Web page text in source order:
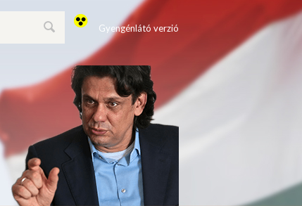
Gyengénlátó verzió